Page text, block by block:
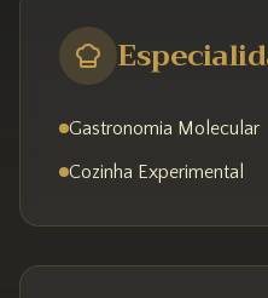
Gastronomia Molecular
Cozinha Experimental